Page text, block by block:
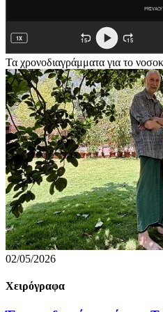
Τα χρονοδιαγράμματα για το
02/05/2026
Χειρόγραφα